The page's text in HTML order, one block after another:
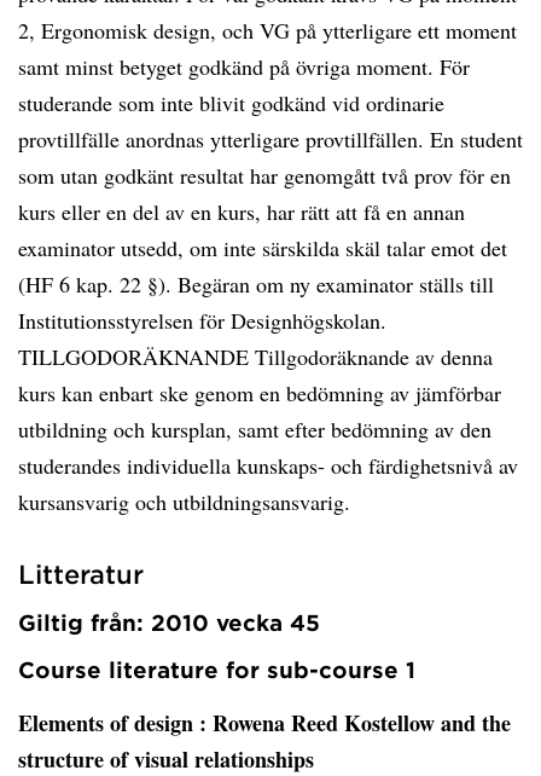
2, Ergonomisk design, och VG på ytterligare ett moment
samt minst betyget godkänd på övriga moment. För
studerande som inte blivit godkänd vid ordinarie
provtillfälle anordnas ytterligare provtillfällen. En student
som utan godkänt resultat har genomgått två prov för en
kurs eller en del av en kurs, har rätt att få en annan
examinator utsedd, om inte särskilda skäl talar emot det
(HF 6 kap. 22 §). Begäran om ny examinator ställs till
Institutionsstyrelsen för Designhögskolan.
TILLGODORÄKNANDE Tillgodoräknande av denna
kurs kan enbart ske genom en bedömning av jämförbar
utbildning och kursplan, samt efter bedömning av den
studerandes individuella kunskaps- och färdighetsnivå av
kursansvarig och utbildningsansvarig.
Litteratur
Giltig från: 2010 vecka 45
Course literature for sub-course 1
Elements of design : Rowena Reed Kostellow and the
structure of visual relationships